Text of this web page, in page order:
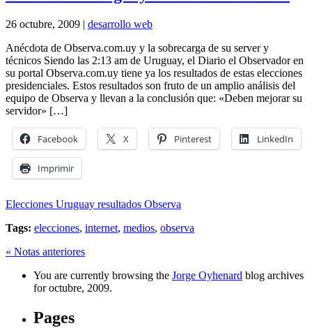
26 octubre, 2009 | desarrollo web
Anécdota de Observa.com.uy y la sobrecarga de su server y
técnicos Siendo las 2:13 am de Uruguay, el Diario el Observador en
su portal Observa.com.uy tiene ya los resultados de estas elecciones
presidenciales. Estos resultados son fruto de un amplio análisis del
equipo de Observa y llevan a la conclusión que: «Deben mejorar su
servidor» […]
Facebook X Pinterest LinkedIn
Imprimir
Elecciones Uruguay resultados Observa
Tags: elecciones, internet, medios, observa
« Notas anteriores
You are currently browsing the Jorge Oyhenard blog archives
for octubre, 2009.
Pages